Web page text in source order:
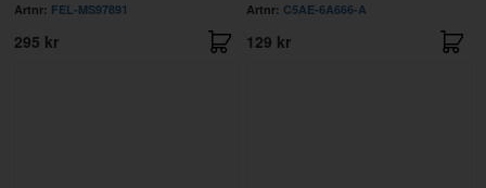
Artnr: FEL-MS97891
295 kr
Artnr: C5AE-6A666-A
129 kr